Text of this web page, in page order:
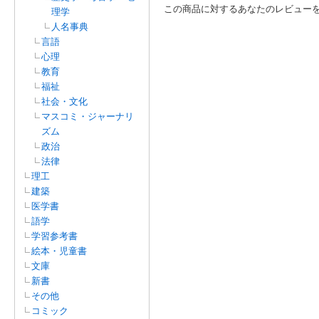
理学
人名事典
言語
心理
教育
福祉
社会・文化
マスコミ・ジャーナリ
ズム
政治
法律
理工
建築
医学書
語学
学習参考書
絵本・児童書
文庫
新書
その他
コミック
この商品に対するあなたのレビュー